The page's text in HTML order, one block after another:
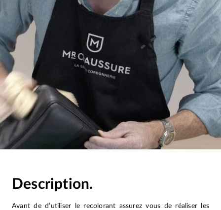
Description.
Avant de d’utiliser le recolorant assurez vous de réaliser les